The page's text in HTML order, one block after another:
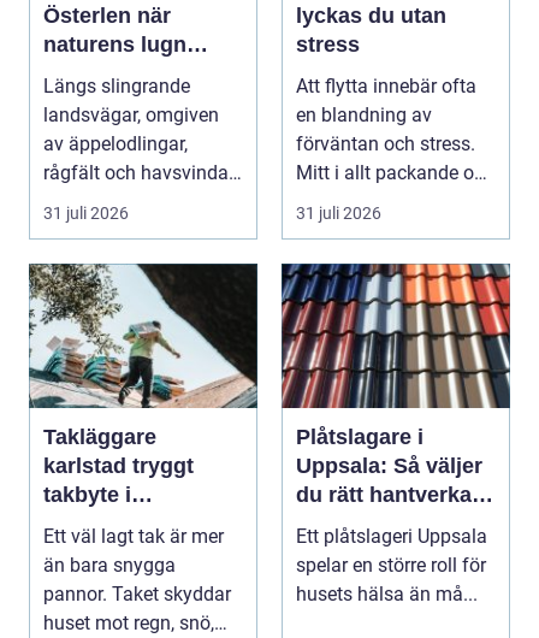
Österlen när
naturens lugn
möter kreativt
hantverk
Längs slingrande
landsvägar, omgiven
av äppelodlingar,
rågfält och havsvindar,
har
blomsterhantverke...
31 juli 2026
lyckas du utan
stress
Att flytta innebär ofta
en blandning av
förväntan och stress.
Mitt i allt packande och
planerande dy...
31 juli 2026
Takläggare
karlstad tryggt
takbyte i
värmländskt klimat
Ett väl lagt tak är mer
än bara snygga
pannor. Taket skyddar
huset mot regn, snö,
Plåtslagare i
Uppsala: Så väljer
du rätt hantverkare
för tak och fasad
Ett plåtslageri Uppsala
spelar en större roll för
husets hälsa än må...